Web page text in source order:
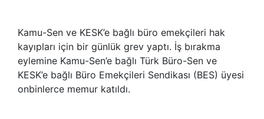
Kamu-Sen ve KESK’e bağlı büro emekçileri hak
kayıpları için bir günlük grev yaptı. İş bırakma
eylemine Kamu-Sen’e bağlı Türk Büro-Sen ve
KESK’e bağlı Büro Emekçileri Sendikası (BES) üyesi
onbinlerce memur katıldı.